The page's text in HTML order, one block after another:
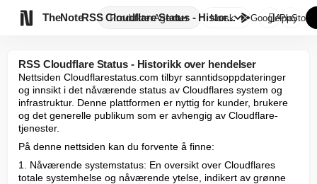
TheNote ProdukterAgenter
RSS Cloudflare Status - Histor...
Norsk GooglePlay
AppStore
RSS Cloudflare Status - Historikk over hendelser
Nettsiden Cloudflarestatus.com tilbyr sanntidsoppdateringer
og innsikt i det nåværende status av Cloudflares system og
infrastruktur. Denne plattformen er nyttig for kunder, brukere
og det generelle publikum som er avhengig av Cloudflare-
tjenester.
På denne nettsiden kan du forvente å finne:
1. Nåværende systemstatus: En oversikt over Cloudflares
totale systemhelse og nåværende ytelse, indikert av grønne